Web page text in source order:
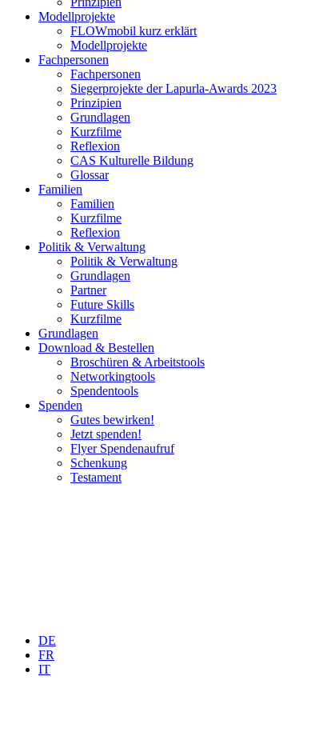
Modellprojekte
FLOWmobil kurz erklärt
Modellprojekte
Fachpersonen
Fachpersonen
Siegerprojekte der Lapurla-Awards 2023
Prinzipien
Grundlagen
Kurzfilme
Reflexion
CAS Kulturelle Bildung
Glossar
Familien
Familien
Kurzfilme
Reflexion
Politik & Verwaltung
Politik & Verwaltung
Grundlagen
Partner
Future Skills
Kurzfilme
Grundlagen
Download & Bestellen
Broschüren & Arbeitstools
Networkingtools
Spendentools
Spenden
Gutes bewirken!
Jetzt spenden!
Flyer Spendenaufruf
Schenkung
Testament
DE
FR
IT